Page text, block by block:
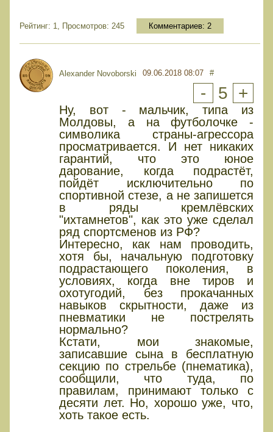
Рейтинг: 1, Просмотров: 245 Комментариев: 2
Alexander Novoborski 09.06.2018 08:07 #
- 5 +
Ну, вот - мальчик, типа из
Молдовы, а на футболочке -
символика страны-агрессора
просматривается. И нет никаких
гарантий, что это юное
дарование, когда подрастёт,
пойдёт исключительно по
спортивной стезе, а не запишется
в ряды кремлёвских
"ихтамнетов", как это уже сделал
ряд спортсменов из РФ?
Интересно, как нам проводить,
хотя бы, начальную подготовку
подрастающего поколения, в
условиях, когда вне тиров и
охотугодий, без прокачанных
навыков скрытности, даже из
пневматики не пострелять
нормально?
Кстати, мои знакомые,
записавшие сына в бесплатную
секцию по стрельбе (пнематика),
сообщили, что туда, по
правилам, принимают только с
десяти лет. Но, хорошо уже, что,
хоть такое есть.